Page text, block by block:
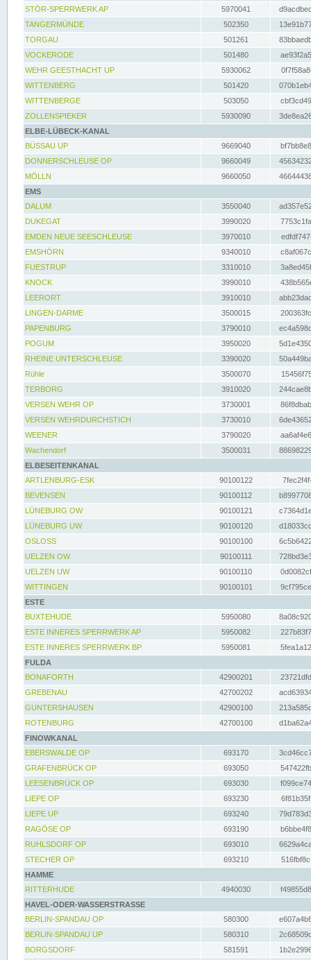
STÖR-SPERRWERK AP 5970041
TANGERMÜNDE
502350
TORGAU
501261
VOCKERODE
501480
WEHR GEESTHACHT UP
5930062
WITTENBERG
501420
WITTENBERGE
503050
ZOLLENSPIEKER
5930090
ELBE-LÜBECK-KANAL
BÜSSAU UP
9669040
DONNERSCHLEUSE OP
9660049
MÖLLN
9660050
EMS
DALUM
3550040
DUKEGAT
3990020
EMDEN NEUE SEESCHLEUSE
3970010
EMSHÖRN
9340010
FUESTRUP
3310010
KNOCK
3990010
LEERORT
3910010
LINGEN-DARME
3500015
PAPENBURG
3790010
POGUM
3950020
RHEINE UNTERSCHLEUSE
3390020
Rühle
3500070
TERBORG
3910020
VERSEN WEHR OP
3730001
VERSEN WEHRDURCHSTICH
3730010
WEENER
3790020
Wachendorf
3500031
ELBESEITENKANAL
ARTLENBURG-ESK
90100122
BEVENSEN
90100112
LÜNEBURG OW
90100121
LÜNEBURG UW
90100120
OSLOSS
90100100
UELZEN OW
90100111
UELZEN UW
90100110
WITTINGEN
90100101
ESTE
BUXTEHUDE
5950080
ESTE INNERES SPERRWERK AP
5950082
ESTE INNERES SPERRWERK BP
5950081
FULDA
BONAFORTH
42900201
GREBENAU
42700202
GUNTERSHAUSEN
42900100
ROTENBURG
42700100
FINOWKANAL
EBERSWALDE OP
693170
GRAFENBRÜCK OP
693050
LEESENBRÜCK OP
693030
LIEPE OP
693230
LIEPE UP
693240
RAGÖSE OP
693190
RUHLSDORF OP
693010
STECHER OP
693210
HAMME
RITTERHUDE
4940030
HAVEL-ODER-WASSERSTRASSE
BERLIN-SPANDAU OP
580300
BERLIN-SPANDAU UP
580310
BORGSDORF
581591